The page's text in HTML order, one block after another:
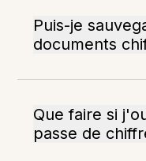
Puis-je
documents
Que faire si
passe de